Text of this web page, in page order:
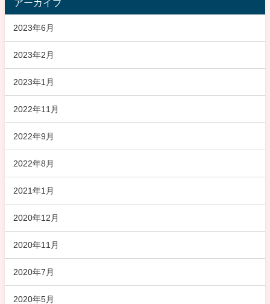
アーカイブ
2023年6月
2023年2月
2023年1月
2022年11月
2022年9月
2022年8月
2021年1月
2020年12月
2020年11月
2020年7月
2020年5月